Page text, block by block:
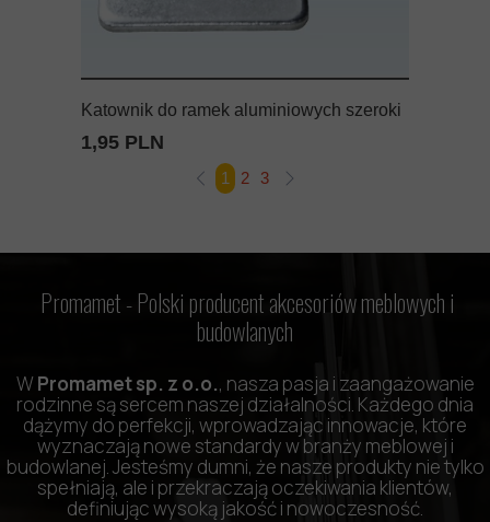
Katownik do ramek aluminiowych szeroki
1,95 PLN
1 2 3
W Promamet sp. z o.o., nasza pasja i zaangażowanie
rodzinne są sercem naszej działalności. Każdego dnia
dążymy do perfekcji, wprowadzając innowacje, które
wyznaczają nowe standardy w branży meblowej i
budowlanej. Jesteśmy dumni, że nasze produkty nie tylko
spełniają, ale i przekraczają oczekiwania klientów,
definiując wysoką jakość i nowoczesność.
Promamet -Polski producent akcesoriów meblowych i
budowlanych